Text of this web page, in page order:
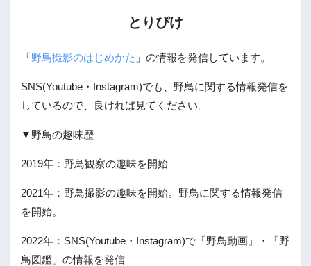
とりぴけ
「 野鳥撮影のはじめかた 」の情報を発信しています。
SNS(Youtube・Instagram)でも、野鳥に関する情報発信を
しているので、良ければ見てください。
▼野鳥の趣味歴
2019年：野鳥観察の趣味を開始
2021年：野鳥撮影の趣味を開始。野鳥に関する情報発信
を開始。
2022年：SNS(Youtube・Instagram)で「野鳥動画」・「野
鳥図鑑」の情報を発信